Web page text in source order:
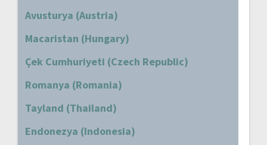
Avusturya (Austria)
Macaristan (Hungary)
Çek Cumhuriyeti (Czech Republic)
Romanya (Romania)
Tayland (Thailand)
Endonezya (Indonesia)